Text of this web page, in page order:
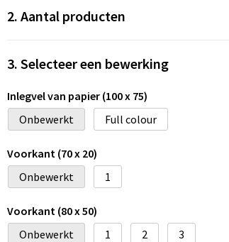
2. Aantal producten
3. Selecteer een bewerking
Inlegvel van papier (100 x 75)
Onbewerkt
Full colour
Voorkant (70 x 20)
Onbewerkt
1
Voorkant (80 x 50)
Onbewerkt
1 2 3